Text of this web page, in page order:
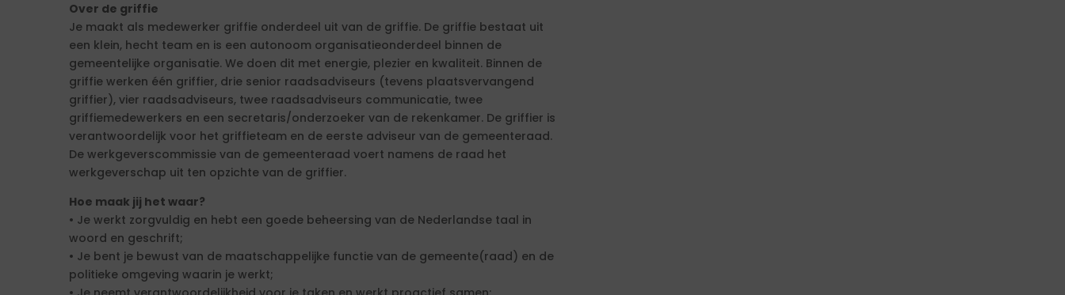
Over de griffie
Je maakt als medewerker griffie onderdeel uit van de griffie. De griffie bestaat uit
een klein, hecht team en is een autonoom organisatieonderdeel binnen de
gemeentelijke organisatie. We doen dit met energie, plezier en kwaliteit. Binnen de
griffie werken één griffier, drie senior raadsadviseurs (tevens plaatsvervangend
griffier), vier raadsadviseurs, twee raadsadviseurs communicatie, twee
griffiemedewerkers en een secretaris/onderzoeker van de rekenkamer. De griffier is
verantwoordelijk voor het griffieteam en de eerste adviseur van de gemeenteraad.
De werkgeverscommissie van de gemeenteraad voert namens de raad het
werkgeverschap uit ten opzichte van de griffier.
Hoe maak jij het waar?
• Je werkt zorgvuldig en hebt een goede beheersing van de Nederlandse taal in
woord en geschrift;
• Je bent je bewust van de maatschappelijke functie van de gemeente(raad) en de
politieke omgeving waarin je werkt;